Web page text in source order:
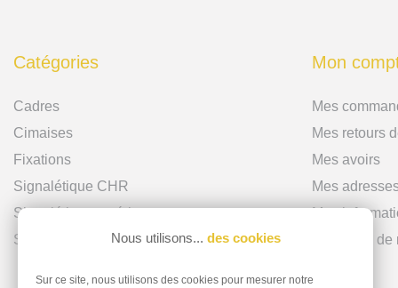
Catégories
Cadres
Cimaises
Fixations
Signalétique CHR
Signalétique extérieure
Signalétique intérieure
Mon
Mes
Mes retours
Mes avoirs
Mes
Mes
Mes bons
Nous utilisons... des cookies
Sur ce site, nous utilisons des cookies pour mesurer notre